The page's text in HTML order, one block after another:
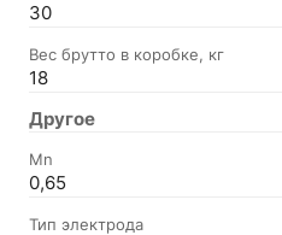
30
Вес брутто в коробке, кг
18
Другое
Mn
0,65
Тип электрода